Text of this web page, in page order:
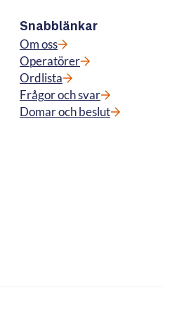
Snabblänkar
Om oss
Operatörer
Ordlista
Frågor och svar
Domar och beslut